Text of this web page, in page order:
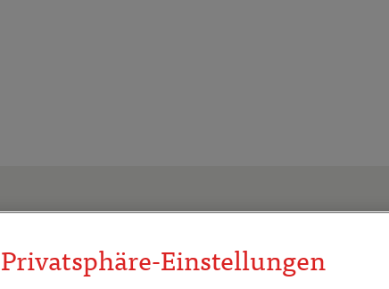
Privatsphäre-Einstellungen